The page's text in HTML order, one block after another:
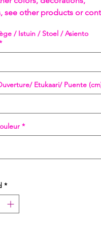
see other products or
autres couleurs,
options, merci de nous
/ Istuin / Stoel / Asiento
Etukaari/ Puente
*
*